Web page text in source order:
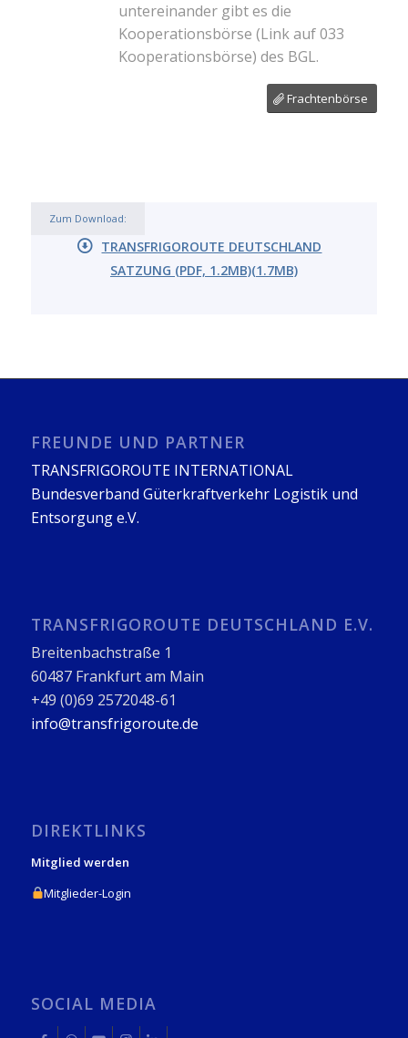
untereinander gibt es die
Kooperationsbörse (Link auf 033
Kooperationsbörse) des BGL.
Frachtenbörse
Zum Download:
TRANSFRIGOROUTE DEUTSCHLAND
SATZUNG (PDF, 1.2MB)(1.7MB)
FREUNDE UND PARTNER
TRANSFRIGOROUTE INTERNATIONAL
Bundesverband Güterkraftverkehr Logistik und
Entsorgung e.V.
TRANSFRIGOROUTE DEUTSCHLAND E.V.
Breitenbachstraße 1
60487 Frankfurt am Main
+49 (0)69 2572048-61
info@transfrigoroute.de
DIREKTLINKS
Mitglied werden
Mitglieder-Login
SOCIAL MEDIA